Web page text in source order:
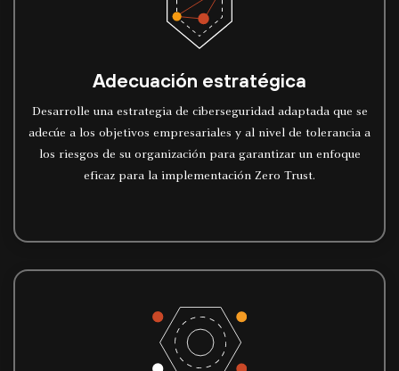
Adecuación estratégica
Desarrolle una estrategia de ciberseguridad adaptada que se
adecúe a los objetivos empresariales y al nivel de tolerancia a
los riesgos de su organización para garantizar un enfoque
eficaz para la implementación Zero Trust.